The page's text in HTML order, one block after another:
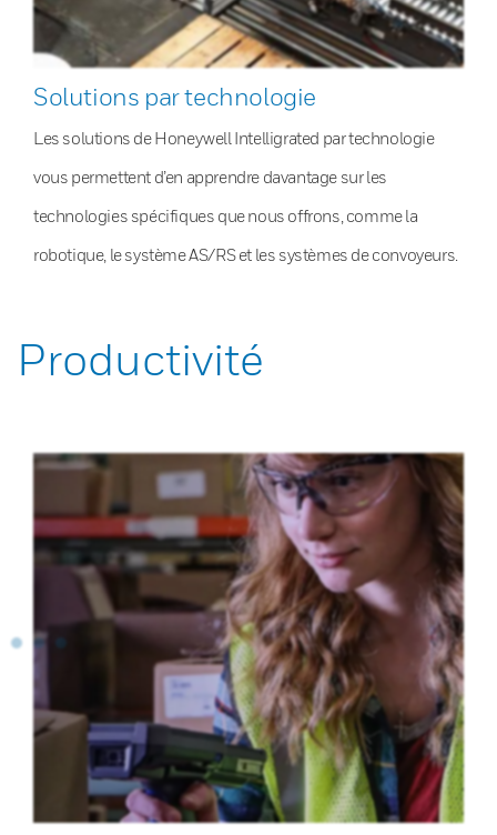
Solutions par technologie
Les solutions de Honeywell Intelligrated par technologie
vous permettent d’en apprendre davantage sur les
technologies spécifiques que nous offrons, comme la
robotique, le système AS/RS et les systèmes de convoyeurs.
Productivité